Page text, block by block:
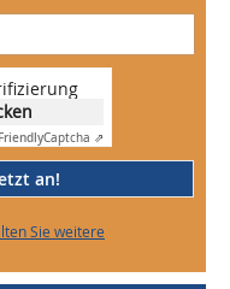
FriendlyCaptcha ⇗
an!
Sie weitere